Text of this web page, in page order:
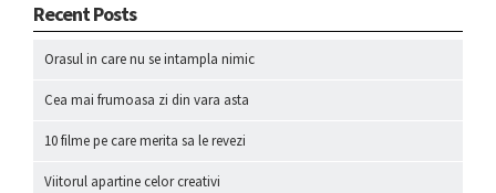
Recent Posts
Orasul in care nu se intampla nimic
Cea mai frumoasa zi din vara asta
10 filme pe care merita sa le revezi
Viitorul apartine celor creativi